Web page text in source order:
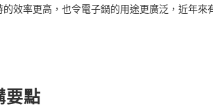
效率更高，也令電子鍋的用途更廣泛，近年來
要點